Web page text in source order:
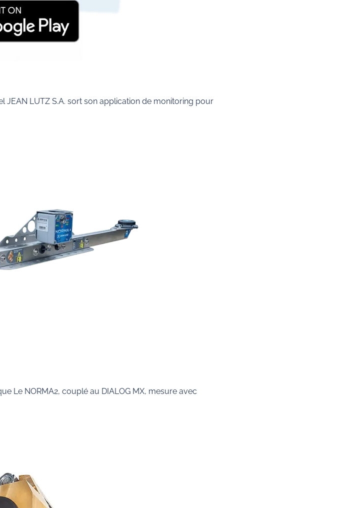
LUTZ S.A. sort son application de monitoring pour
Le NORMA2, couplé au DIALOG MX, mesure avec